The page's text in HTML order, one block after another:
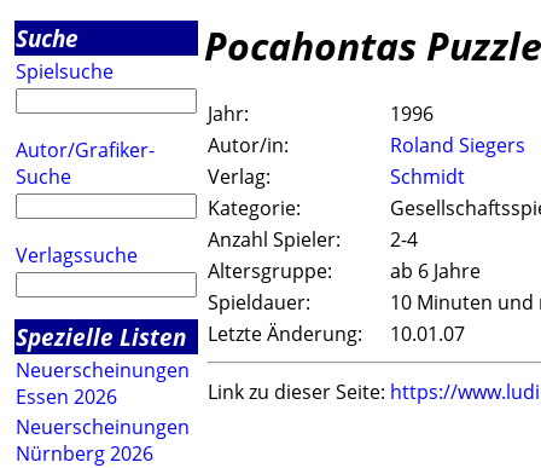
Suche
Spielsuche
Autor/Grafiker-
Suche
Verlagssuche
Spezielle Listen
Neuerscheinungen
Essen 2026
Neuerscheinungen
Nürnberg 2026
Pocahontas
Jahr:
1996
Autor/in:
Roland Siegers
Verlag:
Schmidt
Kategorie:
Anzahl Spieler:
2-4
Altersgruppe:
ab 6 Jahre
Spieldauer:
10 Minuten und
Letzte Änderung:
10.01.07
Link zu dieser Seite: https://